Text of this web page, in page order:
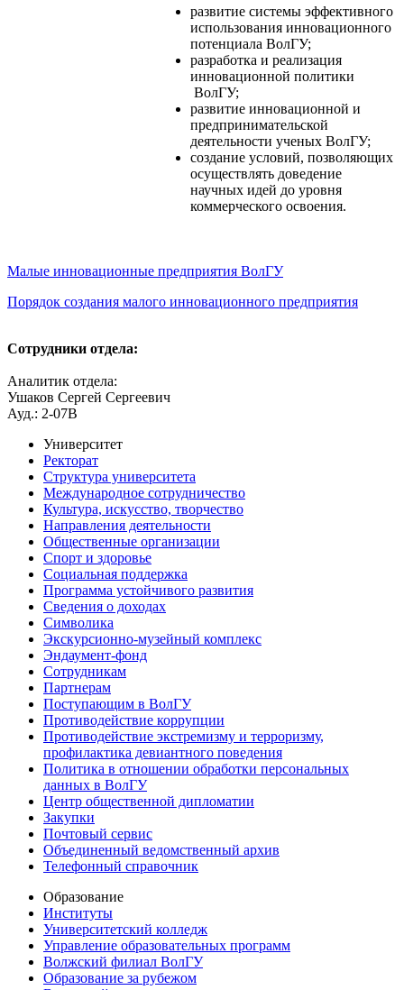
развитие системы эффективного
использования инновационного
потенциала ВолГУ;
разработка и реализация
инновационной политики
ВолГУ;
развитие инновационной и
предпринимательской
деятельности ученых ВолГУ;
создание условий, позволяющих
осуществлять доведение
научных идей до уровня
коммерческого освоения.
Малые инновационные предприятия ВолГУ
Порядок создания малого инновационного предприятия
Сотрудники отдела:
Аналитик отдела:
Ушаков Сергей Сергеевич
Ауд.: 2-07В
Университет
Ректорат
Структура университета
Международное сотрудничество
Культура, искусство, творчество
Направления деятельности
Общественные организации
Спорт и здоровье
Социальная поддержка
Программа устойчивого развития
Сведения о доходах
Символика
Экскурсионно-музейный комплекс
Эндаумент-фонд
Сотрудникам
Партнерам
Поступающим в ВолГУ
Противодействие коррупции
Противодействие экстремизму и терроризму,
профилактика девиантного поведения
Политика в отношении обработки персональных
данных в ВолГУ
Центр общественной дипломатии
Закупки
Почтовый сервис
Объединенный ведомственный архив
Телефонный справочник
Образование
Институты
Университетский колледж
Управление образовательных программ
Волжский филиал ВолГУ
Образование за рубежом